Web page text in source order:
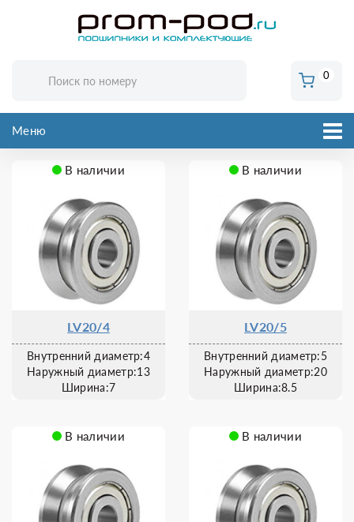
0
Меню
В наличии
LV20/4
Внутренний диаметр:4
Наружный диаметр:13
Ширина:7
В наличии
LV20/5
Внутренний диаметр:5
Наружный диаметр:20
Ширина:8.5
В наличии В наличии